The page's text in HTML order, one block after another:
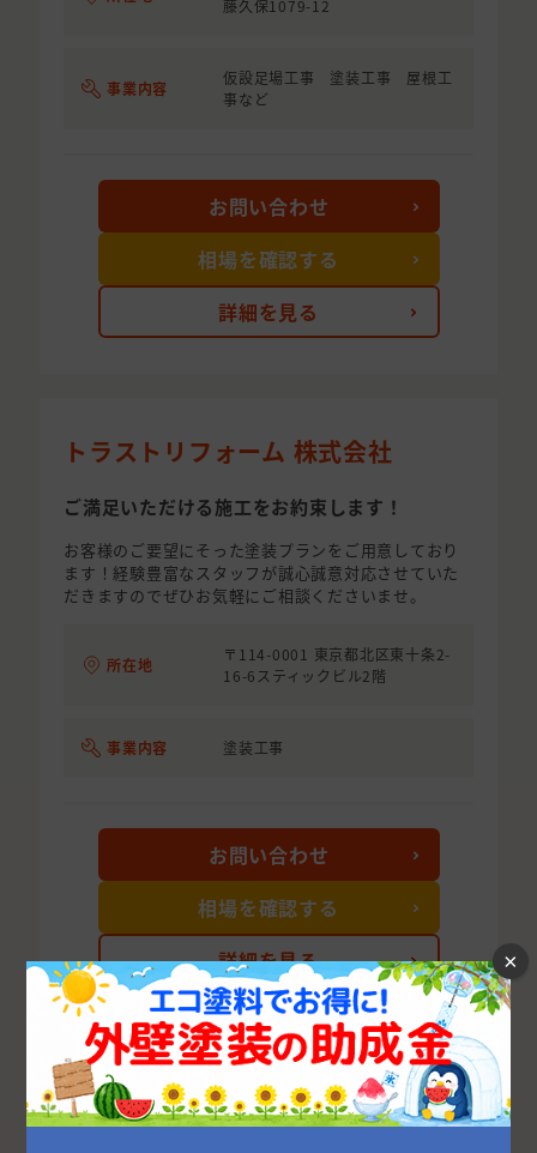
藤久保1079-12
事業内容
仮設足場工事 塗装工事 屋根工
事など
詳細を見る
お問い合わせ
相場を確認する
トラストリフォーム 株式会社
ご満足いただける施工をお約束します！
お客様のご要望にそった塗装プランをご用意しており
ます！経験豊富なスタッフが誠心誠意対応させていた
だきますのでぜひお気軽にご相談くださいませ。
所在地
〒114-0001 東京都北区東十条2-
16-6スティックビル2階
事業内容 塗装工事
詳細を見る
お問い合わせ
相場を確認する
次の10件を表示する
×